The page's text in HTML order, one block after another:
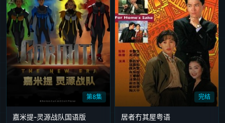
第8集
嘉米提-灵源战队国语版
完结
居者冇其屋粤语